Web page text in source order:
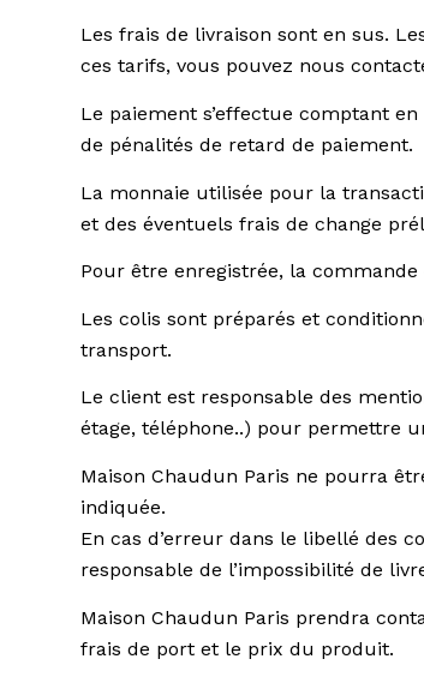
Les frais de livraison sont en sus.
ces tarifs, vous pouvez nous
Le paiement s’effectue comptant
de pénalités de retard de paiement.
La monnaie utilisée pour la
et des éventuels frais de change
Pour être enregistrée, la
Les colis sont préparés et
transport.
Le client est responsable des
étage, téléphone..) pour permettre
Maison Chaudun Paris ne pourra
indiquée.
En cas d’erreur dans le libellé des
responsable de l’impossibilité de
Maison Chaudun Paris prendra
frais de port et le prix du produit.